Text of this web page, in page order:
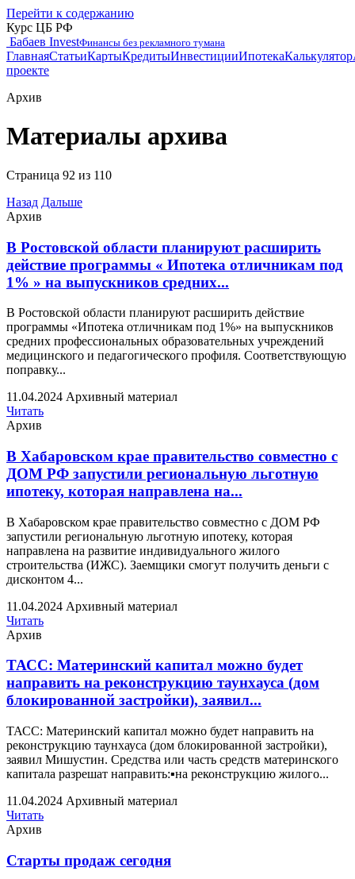
Перейти к содержанию
Курс ЦБ РФ
Бабаев InvestФинансы без рекламного тумана
ГлавнаяСтатьиКартыКредитыИнвестицииИпотекаКалькулятор
проекте
Архив
Материалы архива
Страница 92 из 110
Назад Дальше
Архив
В Ростовской области планируют расширить
действие программы « Ипотека отличникам под
1% » на выпускников средних...
В Ростовской области планируют расширить действие
программы «Ипотека отличникам под 1%» на выпускников
средних профессиональных образовательных учреждений
медицинского и педагогического профиля. Соответствующую
поправку...
11.04.2024 Архивный материал
Читать
Архив
В Хабаровском крае правительство совместно с
ДОМ РФ запустили региональную льготную
ипотеку, которая направлена на...
В Хабаровском крае правительство совместно с ДОМ РФ
запустили региональную льготную ипотеку, которая
направлена на развитие индивидуального жилого
строительства (ИЖС). Заемщики смогут получить деньги с
дисконтом 4...
11.04.2024 Архивный материал
Читать
Архив
ТАСС: Материнский капитал можно будет
направить на реконструкцию таунхауса (дом
блокированной застройки), заявил...
ТАСС: Материнский капитал можно будет направить на
реконструкцию таунхауса (дом блокированной застройки),
заявил Мишустин. Средства или часть средств материнского
капитала разрешат направить:▪️на реконструкцию жилого...
11.04.2024 Архивный материал
Читать
Архив
Старты продаж сегодня